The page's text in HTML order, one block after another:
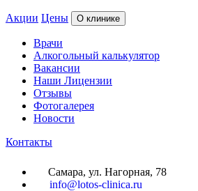
Акции Цены О клинике
Врачи
Алкогольный калькулятор
Вакансии
Наши Лицензии
Отзывы
Фотогалерея
Новости
Контакты
Самара, ул. Нагорная, 78
info@lotos-clinica.ru